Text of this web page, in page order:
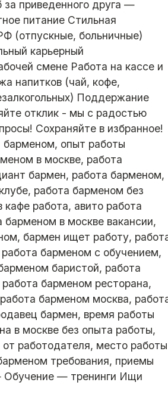
за приведенного друга —
питание Стильная
(отпускные, больничные)
карьерный
смене Работа на кассе и
напитков (чай, кофе,
Поддержание
отклик - мы с радостью
Сохраняйте в избранное!
барменом, опыт работы
в москве, работа
бармен, работа барменом,
работа барменом без
работа, авито работа
в москве вакансии,
бармен ищет работу,
барменом с обучением,
баристой, работа
барменом ресторана,
барменом москва,
бармен, время работы
в москве без опыта работы,
работодателя, место работы
требования, приемы
Обучение — тренинги Ищи